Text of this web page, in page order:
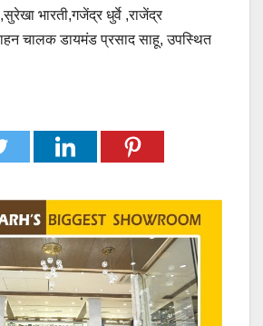
भारती,गजेंद्र धुर्वे ,राजेंद्र
चालक डायमंड प्रसाद साहू, उपस्थित